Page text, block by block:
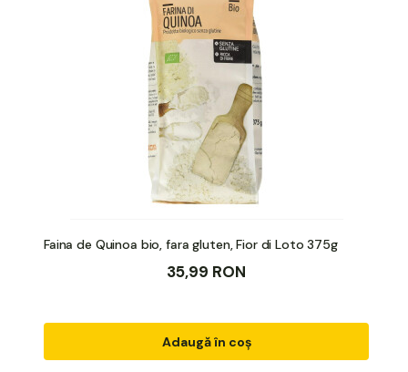
Faina de Quinoa bio, fara gluten, Fior di Loto 375g
35,99 RON
Adaugă în coș